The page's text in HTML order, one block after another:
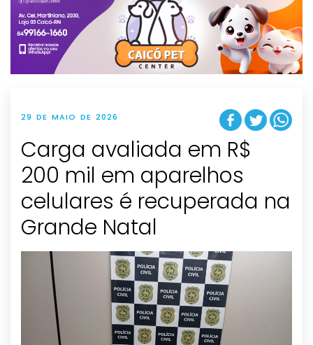
g
t
i
o
n
29 DE MAIO DE 2026
Carga avaliada em R$
200 mil em aparelhos
celulares é recuperada na
Grande Natal